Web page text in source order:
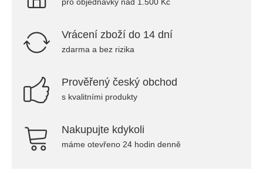
Vrácení zboží do 14 dní
zdarma a bez rizika
Prověřený český obchod
s kvalitními produkty
Nakupujte kdykoli
máme otevřeno 24 hodin denně